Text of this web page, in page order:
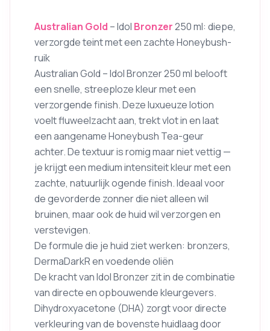
Australian Gold – Idol Bronzer250 ml: diepe,
verzorgde teint met een zachte Honeybush-
ruik
Australian Gold – Idol Bronzer 250 ml belooft
een snelle, streeploze kleur met een
verzorgende finish. Deze luxueuze lotion
voelt fluweelzacht aan, trekt vlot in en laat
een aangename Honeybush Tea-geur
achter. De textuur is romig maar niet vettig —
je krijgt een medium intensiteit kleur met een
zachte, natuurlijk ogende finish. Ideaal voor
de gevorderde zonner die niet alleen wil
bruinen, maar ook de huid wil verzorgen en
verstevigen.
De formule die je huid ziet werken: bronzers,
DermaDarkR en voedende oliën
De kracht van Idol Bronzer zit in de combinatie
van directe en opbouwende kleurgevers.
Dihydroxyacetone (DHA) zorgt voor directe
verkleuring van de bovenste huidlaag door